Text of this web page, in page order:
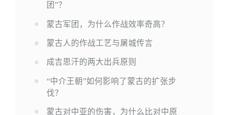
团”？
蒙古军团，为什么作战效率奇高？
蒙古人的作战工艺与屠城传言
成吉思汗的两大出兵原则
“中介王朝”如何影响了蒙古的扩张步
伐？
蒙古对中亚的伤害，为什么比对中原